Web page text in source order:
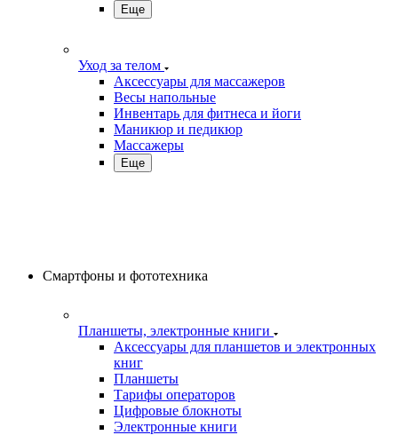
Еще
Уход за телом
Аксессуары для массажеров
Весы напольные
Инвентарь для фитнеса и йоги
Маникюр и педикюр
Массажеры
Еще
Смартфоны и фототехника
Планшеты, электронные книги
Аксессуары для планшетов и электронных
книг
Планшеты
Тарифы операторов
Цифровые блокноты
Электронные книги